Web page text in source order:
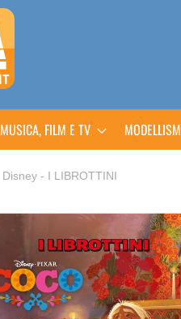
MUSICA, FILM E TV
Disney - I LIBROTTINI